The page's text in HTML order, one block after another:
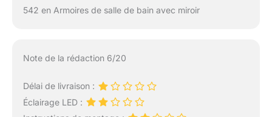
542 en Armoires de salle de bain avec miroir
Note de la rédaction 6/20
Délai de livraison :
Éclairage LED :